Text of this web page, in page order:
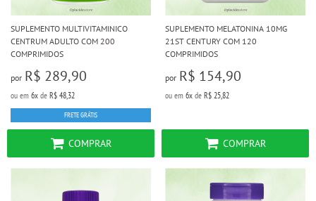
SUPLEMENTO MULTIVITAMINICO
CENTRUM ADULTO COM 200
COMPRIMIDOS
por R$ 289,90
ou em 6x de R$ 48,32
FRETE GRÁTIS
COMPRAR
SUPLEMENTO MELATONINA 10MG
21ST CENTURY COM 120
COMPRIMIDOS
por R$ 154,90
ou em 6x de R$ 25,82
COMPRAR